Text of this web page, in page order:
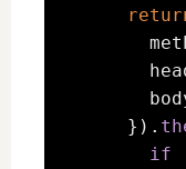
      }).
if